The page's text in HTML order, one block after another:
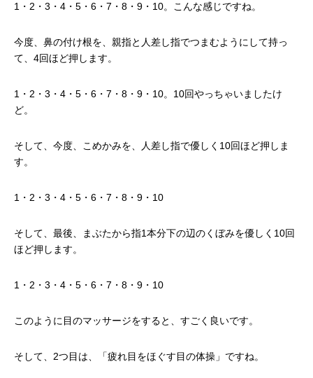
1・2・3・4・5・6・7・8・9・10。こんな感じですね。
今度、鼻の付け根を、親指と人差し指でつまむようにして持っ
て、4回ほど押します。
1・2・3・4・5・6・7・8・9・10。10回やっちゃいましたけ
ど。
そして、今度、こめかみを、人差し指で優しく10回ほど押しま
す。
1・2・3・4・5・6・7・8・9・10
そして、最後、まぶたから指1本分下の辺のくぼみを優しく10回
ほど押します。
1・2・3・4・5・6・7・8・9・10
このように目のマッサージをすると、すごく良いです。
そして、2つ目は、「疲れ目をほぐす目の体操」ですね。